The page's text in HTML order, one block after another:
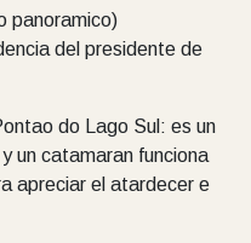
panoramico)
del presidente de
do Lago Sul: es un
un catamaran funciona
apreciar el atardecer e